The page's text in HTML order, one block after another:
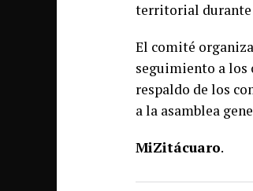
territorial durante
El comité
seguimiento a
respaldo de los
a la asamblea
MiZitácuaro.